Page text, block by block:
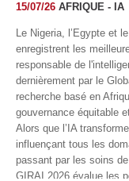
15/07/26 AFRIQUE - IA
Le Nigeria, l’Egypte et
enregistrent les
responsable de
dernièrement par le
recherche basé en
gouvernance équitable
Alors que l’IA
influençant tous les
passant par les soins
GIRAI 2026 évalue les